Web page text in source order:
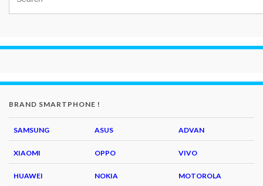
BRAND SMARTPHONE !
SAMSUNG ASUS ADVAN
XIAOMI OPPO VIVO
HUAWEI NOKIA MOTOROLA